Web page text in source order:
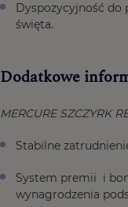
Dyspozycyjność do
święta.
Dodatkowe
MERCURE SZCZYRK
Stabilne
System premii i
wynagrodzenia